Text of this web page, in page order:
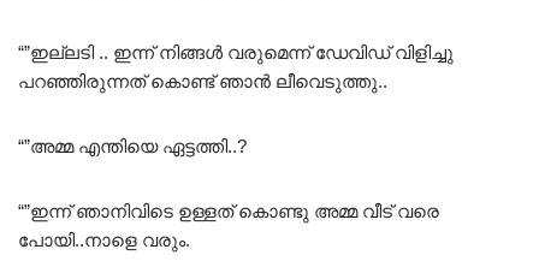
“”ഇല്ലടി .. ഇന്ന് നിങ്ങൾ വരുമെന്ന് ഡേവിഡ് വിളിച്ചു
പറഞ്ഞിരുന്നത് കൊണ്ട് ഞാൻ ലീവെടുത്തു..
“”അമ്മ എന്തിയെ ഏട്ടത്തി..?
“”ഇന്ന് ഞാനിവിടെ ഉള്ളത് കൊണ്ടു അമ്മ വീട് വരെ
പോയി..നാളെ വരും.